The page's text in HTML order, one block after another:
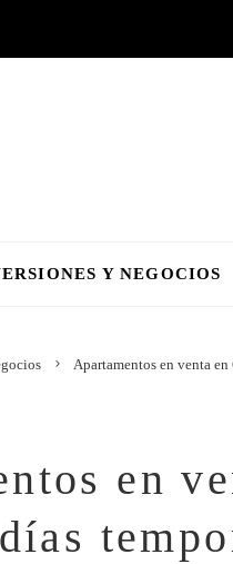
Y NEGOCIOS
Apartamentos en venta en
en